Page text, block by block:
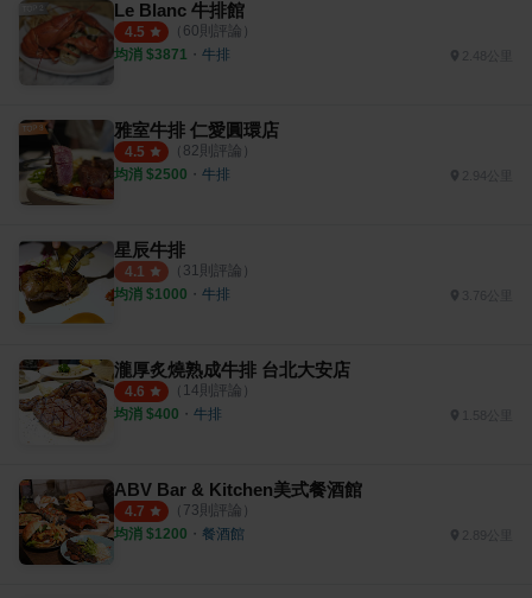
Le Blanc 牛排館
4.5 （ 60則評論）
均消 $3871 ・ 牛排 2.48公里
雅室牛排 仁愛圓環店
4.5 （ 82則評論）
均消 $2500 ・ 牛排 2.94公里
星辰牛排
4.1 （ 31則評論）
均消 $1000 ・ 牛排
瀧厚炙燒熟成牛排 台北大安店
4.6 （ 14則評論）
均消 $400 ・ 牛排 1.58公里
ABV Bar & Kitchen美式餐酒館
4.7 （ 73則評論）
均消 $1200 ・ 餐酒館